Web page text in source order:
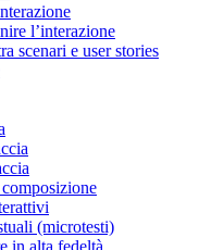
l’interazione
scenari e user stories
(microtesti)
in alta fedeltà